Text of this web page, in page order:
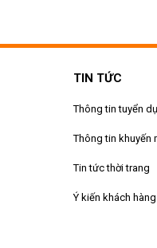
TIN TỨC
Thông tin tuyển
Thông tin khuyến
Tin tức thời trang
Ý kiến khách hàng